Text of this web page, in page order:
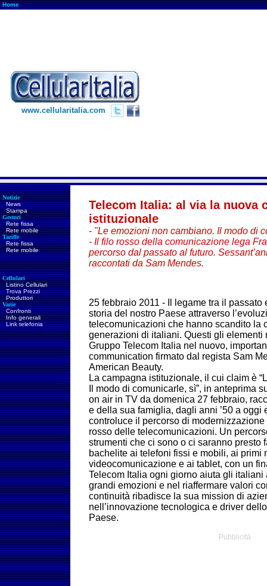
Home
www.cellularitalia.com
Notizie
News
Stampa
Gestori
Rete fissa
Rete mobile
Tariffe
Rete fissa
Rete mobile
Cellulari
Listino Cellulari
Trova Prezzi
Produttori
Varie
Confronti
Info generali
Link telefonia
Telecom Italia: al via la nuova
istituzionale
- "Le emozioni non cambiano. Il modo di
- Il filo rosso della comunicazione lega
percorso dal passato al futuro.
raccontati da Sam Mendes.
25 febbraio 2011 - Il legame tra il passato
storia del nostro Paese attraverso
telecomunicazioni che hanno scandito la
generazioni di italiani. Questi gli elementi
Gruppo Telecom Italia nel nuovo,
communication firmato dal regista Sam
American Beauty.
La campagna istituzionale, il cui claim è
Il modo di comunicarle, sì”, in anteprima
on air in TV da domenica 27 febbraio,
e della sua famiglia, dagli anni ’50 a oggi
controluce il percorso di
rosso delle telecomunicazioni. Un
strumenti che ci sono o ci saranno presto
bachelite ai telefoni fissi e mobili, ai primi
videocomunicazione e ai tablet, con un
Telecom Italia ogni giorno aiuta gli
grandi emozioni e nel riaffermare valori
continuità ribadisce la sua mission di
nell’innovazione tecnologica e driver
Paese.
Pubblicità